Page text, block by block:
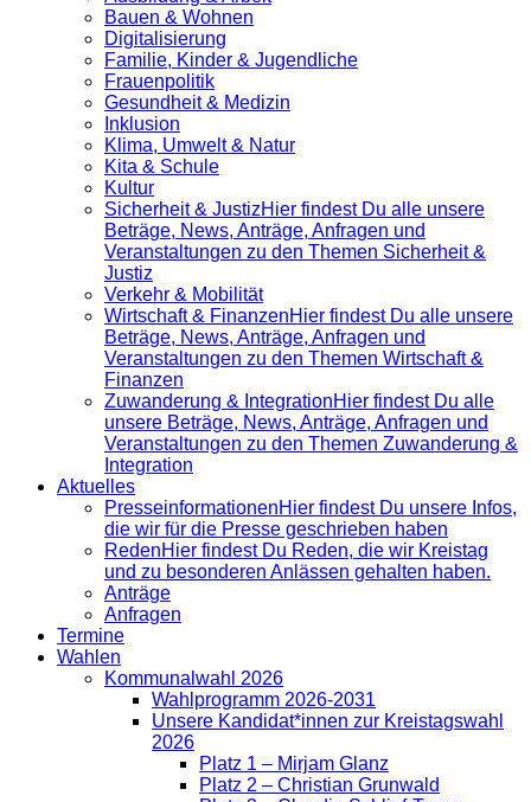
Bauen & Wohnen
Digitalisierung
Familie, Kinder & Jugendliche
Frauenpolitik
Gesundheit & Medizin
Inklusion
Klima, Umwelt & Natur
Kita & Schule
Kultur
Sicherheit & JustizHier findest Du alle unsere
Beträge, News, Anträge, Anfragen und
Veranstaltungen zu den Themen Sicherheit &
Justiz
Verkehr & Mobilität
Wirtschaft & FinanzenHier findest Du alle unsere
Beträge, News, Anträge, Anfragen und
Veranstaltungen zu den Themen Wirtschaft &
Finanzen
Zuwanderung & IntegrationHier findest Du alle
unsere Beträge, News, Anträge, Anfragen und
Veranstaltungen zu den Themen Zuwanderung &
Integration
Aktuelles
Presse­informationenHier findest Du unsere Infos,
die wir für die Presse geschrieben haben
RedenHier findest Du Reden, die wir Kreistag
und zu besonderen Anlässen gehalten haben.
Anträge
Anfragen
Termine
Wahlen
Kommunalwahl 2026
Wahlprogramm 2026-2031
Unsere Kandidat*innen zur Kreistagswahl
2026
Platz 1 – Mirjam Glanz
Platz 2 – Christian Grunwald